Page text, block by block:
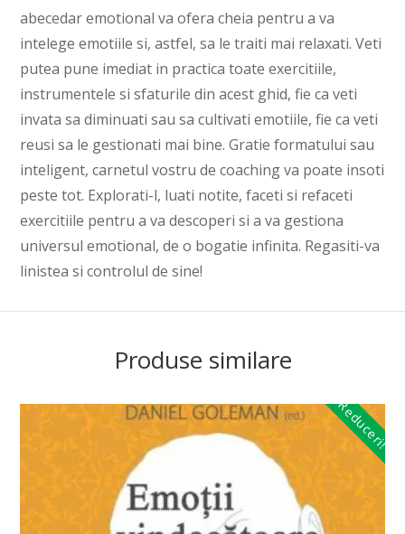
abecedar emotional va ofera cheia pentru a va
intelege emotiile si, astfel, sa le traiti mai relaxati. Veti
putea pune imediat in practica toate exercitiile,
instrumentele si sfaturile din acest ghid, fie ca veti
invata sa diminuati sau sa cultivati emotiile, fie ca veti
reusi sa le gestionati mai bine. Gratie formatului sau
inteligent, carnetul vostru de coaching va poate insoti
peste tot. Explorati-l, luati notite, faceti si refaceti
exercitiile pentru a va descoperi si a va gestiona
universul emotional, de o bogatie infinita. Regasiti-va
linistea si controlul de sine!
Produse similare
Reduceri!